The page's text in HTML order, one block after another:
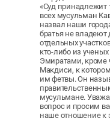
«Суд принадлежит
всех мусульман
назвал наши
братья не
отдельных
кто-либо из
Эмиратами, кроме
Макдиси, к
им фетвы. Он
мусульмане.
вопрос и просим
наше отношение к